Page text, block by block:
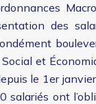
des
et
le 1er
salariés ont